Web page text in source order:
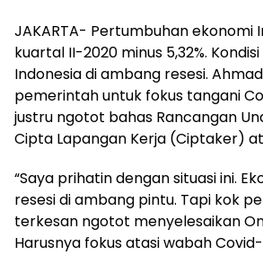
JAKARTA- Pertumbuhan ekonomi
kuartal II-2020 minus 5,32%.
Indonesia di ambang resesi.
pemerintah untuk fokus tangani
justru ngotot bahas Rancangan
Cipta Lapangan Kerja (Ciptaker)
“Saya prihatin dengan situasi ini.
resesi di ambang pintu. Tapi kok
terkesan ngotot menyelesaikan
Harusnya fokus atasi wabah Covid-